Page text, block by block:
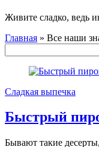
Живите сладко, ведь
Главная » Все наши
Сладкая выпечка
Быстрый
Бывают такие